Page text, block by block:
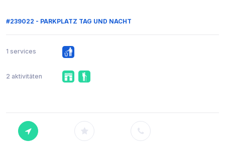
#239022 - PARKPLATZ TAG UND NACHT
1 services
2 aktivitäten